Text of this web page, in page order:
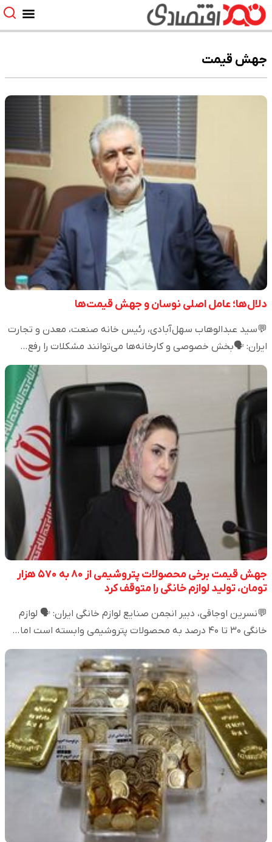
جهش قیمت
دلال‌ها؛ عامل اصلی نوسان و جهش قیمت‌ها
💬سید عبدالوهاب سهل‌آبادی، رئیس خانه صنعت، معدن و تجارت
ایران: 🗣️بخش خصوصی و کارخانه‌ها می‌توانند مشکلات را رفع…
جهش قیمت برخی محصولات پتروشیمی از ۸۰ به ۵۷۰ هزار
تومان، تولید لوازم خانگی را متوقف کرد
💬نسرین اوجاقی، دبیر انجمن صنایع لوازم خانگی ایران: 🗣️ لوازم
خانگی ۳۰ تا ۴۰ درصد به محصولات پتروشیمی وابسته است اما…